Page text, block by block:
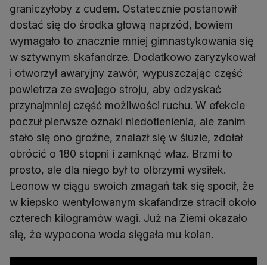
graniczyłoby z cudem. Ostatecznie postanowił
dostać się do środka głową naprzód, bowiem
wymagało to znacznie mniej gimnastykowania się
w sztywnym skafandrze. Dodatkowo zaryzykował
i otworzył awaryjny zawór, wypuszczając część
powietrza ze swojego stroju, aby odzyskać
przynajmniej część możliwości ruchu. W efekcie
poczuł pierwsze oznaki niedotlenienia, ale zanim
stało się ono groźne, znalazł się w śluzie, zdołał
obrócić o 180 stopni i zamknąć właz. Brzmi to
prosto, ale dla niego był to olbrzymi wysiłek.
Leonow w ciągu swoich zmagań tak się spocił, że
w kiepsko wentylowanym skafandrze stracił około
czterech kilogramów wagi. Już na Ziemi okazało
się, że wypocona woda sięgała mu kolan.